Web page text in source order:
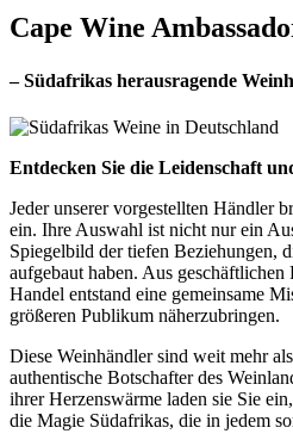
Cape Wine
– Südafrikas herausragende
Entdecken Sie die Leidenschaft
Jeder unserer vorgestellten Händler
ein. Ihre Auswahl ist nicht nur ein
Spiegelbild der tiefen Beziehungen,
aufgebaut haben. Aus
Handel entstand eine gemeinsame
größeren Publikum näherzubringen.
Diese Weinhändler sind weit mehr
authentische Botschafter des
ihrer Herzenswärme laden sie Sie
die Magie Südafrikas, die in jedem